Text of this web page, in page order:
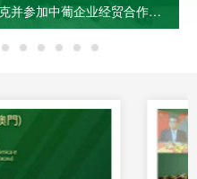
并参加中葡企业经贸合作洽